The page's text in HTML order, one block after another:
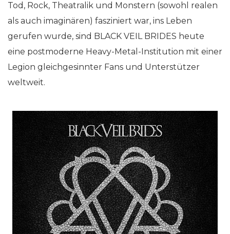
Tod, Rock, Theatralik und Monstern (sowohl realen
als auch imaginären) fasziniert war, ins Leben
gerufen wurde, sind BLACK VEIL BRIDES heute
eine postmoderne Heavy-Metal-Institution mit einer
Legion gleichgesinnter Fans und Unterstützer
weltweit.